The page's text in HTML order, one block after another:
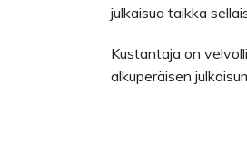
julkaisua taikka
Kustantaja on
alkuperäisen